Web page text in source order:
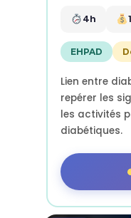
4h
EHPAD
Lien entre
repérer les
les activités
diabétiques.